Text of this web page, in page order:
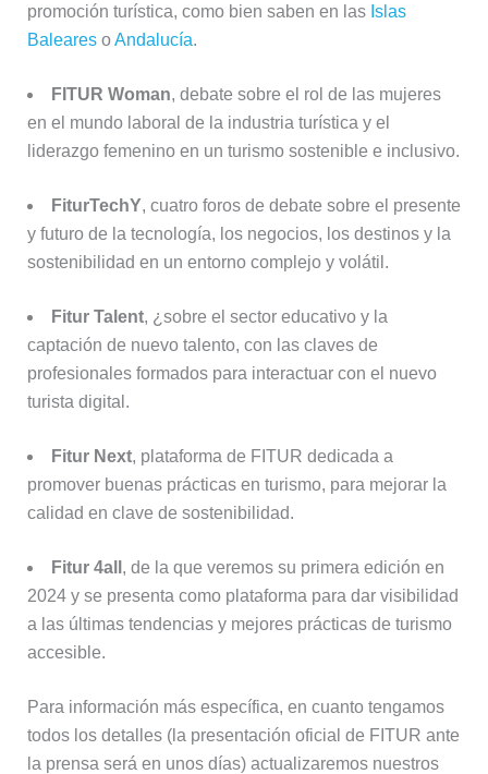
promoción turística, como bien saben en las Islas
BalearesoAndalucía.
FITUR Woman, debate sobre el rol de las mujeres
en el mundo laboral de la industria turística y el
liderazgo femenino en un turismo sostenible e inclusivo.
FiturTechY, cuatro foros de debate sobre el presente
y futuro de la tecnología, los negocios, los destinos y la
sostenibilidad en un entorno complejo y volátil.
Fitur Talent, ¿sobre el sector educativo y la
captación de nuevo talento, con las claves de
profesionales formados para interactuar con el nuevo
turista digital.
Fitur Next, plataforma de FITUR dedicada a
promover buenas prácticas en turismo, para mejorar la
calidad en clave de sostenibilidad.
Fitur 4all , de la que veremos su primera edición en
2024 y se presenta como plataforma para dar visibilidad
a las últimas tendencias y mejores prácticas de turismo
accesible.
Para información más específica, en cuanto tengamos
todos los detalles (la presentación oficial de FITUR ante
la prensa será en unos días) actualizaremos nuestros